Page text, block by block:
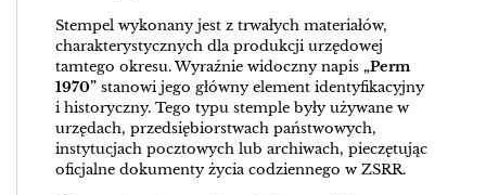
Stempel wykonany jest z trwałych materiałów,
charakterystycznych dla produkcji urzędowej
tamtego okresu. Wyraźnie widoczny napis „Perm
1970” stanowi jego główny element identyfikacyjny
i historyczny. Tego typu stemple były używane w
urzędach, przedsiębiorstwach państwowych,
instytucjach pocztowych lub archiwach, pieczętując
oficjalne dokumenty życia codziennego w ZSRR.